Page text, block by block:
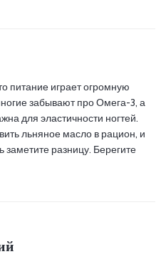
питание играет огромную
забывают про Омега-3, а
для эластичности ногтей.
льняное масло в рацион, и
заметите разницу. Берегите